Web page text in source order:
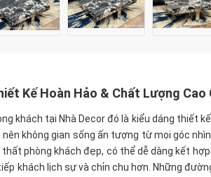
Kế Hoàn Hảo & Chất Lượng Cao
khách tại Nhà Decor đó là kiểu dáng thiết
không gian sống ấn tượng từ mọi góc nhìn.
phòng khách đẹp, có thể dễ dàng kết
khách lịch sự và chỉn chu hơn. Những